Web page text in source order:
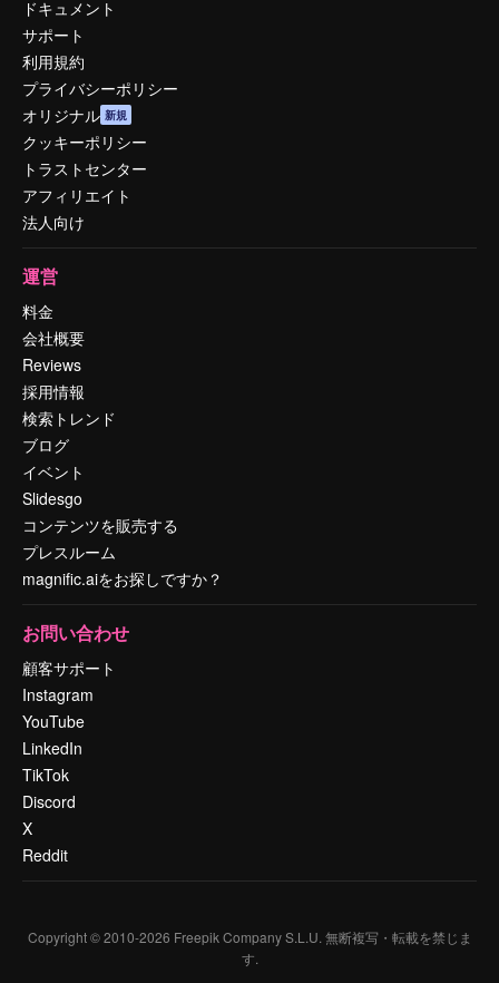
ドキュメント
サポート
利用規約
プライバシーポリシー
オリジナル 新規
クッキーポリシー
トラストセンター
アフィリエイト
法人向け
運営
料金
会社概要
Reviews
採用情報
検索トレンド
ブログ
イベント
Slidesgo
コンテンツを販売する
プレスルーム
magnific.aiをお探しですか？
お問い合わせ
顧客サポート
Instagram
YouTube
LinkedIn
TikTok
Discord
X
Reddit
Copyright © 2010-2026 Freepik Company S.L.U. 無断複写・転載を禁じま
す.